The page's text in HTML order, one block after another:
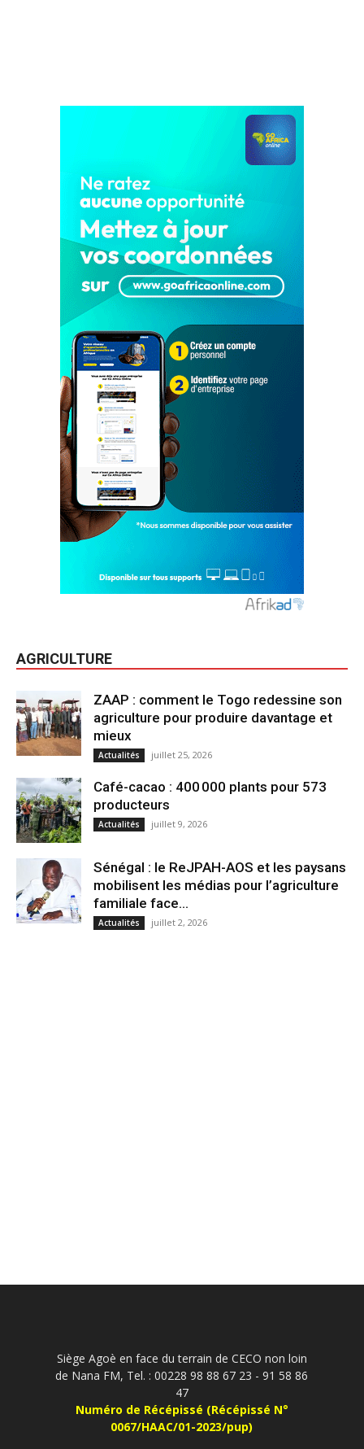
AGRICULTURE
ZAAP : comment le Togo redessine son
agriculture pour produire davantage et
mieux
Actualités juillet 25, 2026
Café-cacao : 400 000 plants pour 573
producteurs
Actualités juillet 9, 2026
Sénégal : le ReJPAH-AOS et les paysans
mobilisent les médias pour l’agriculture
familiale face...
Actualités juillet 2, 2026
Siège Agoè en face du terrain de CECO non loin
de Nana FM, Tel. : 00228 98 88 67 23 - 91 58 86
47
Numéro de Récépissé (Récépissé N°
0067/HAAC/01-2023/pup)